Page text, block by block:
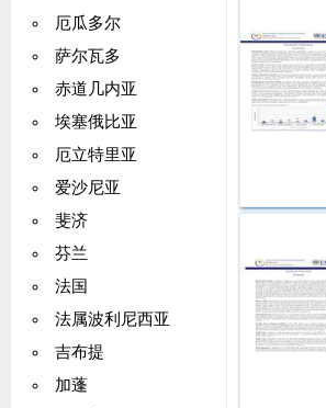
厄瓜多尔
萨尔瓦多
赤道几内亚
埃塞俄比亚
厄立特里亚
爱沙尼亚
斐济
芬兰
法国
法属波利尼西亚
吉布提
加蓬